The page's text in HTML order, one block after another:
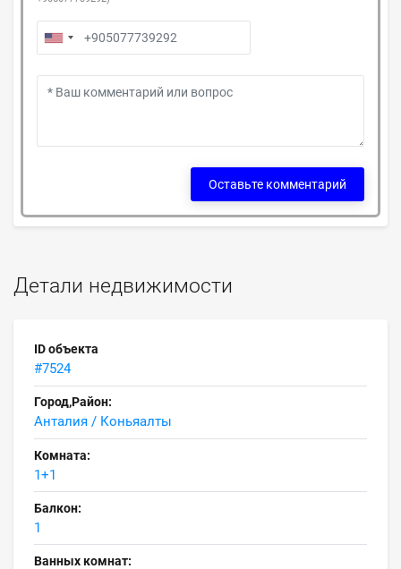
Детали недвижимости
ID объекта
#7524
Город,Район:
Анталия / Коньяалты
Комната:
1+1
Балкон:
1
Ванных комнат:
Оставьте комментарий